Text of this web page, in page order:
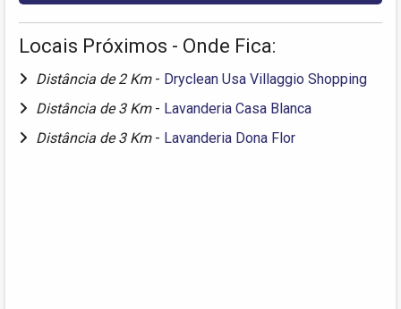
Locais Próximos - Onde Fica:
Distância de 2 Km - Dryclean Usa Villaggio Shopping
Distância de 3 Km - Lavanderia Casa Blanca
Distância de 3 Km - Lavanderia Dona Flor